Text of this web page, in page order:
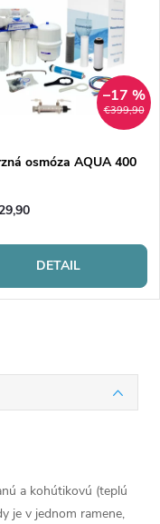
a kohútikovú (teplú
je v jednom ramene,
€399,90
–17 %
osmóza AQUA 400
DETAIL